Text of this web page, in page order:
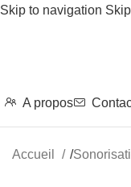
Skip to navigation
A propos
Accueil /